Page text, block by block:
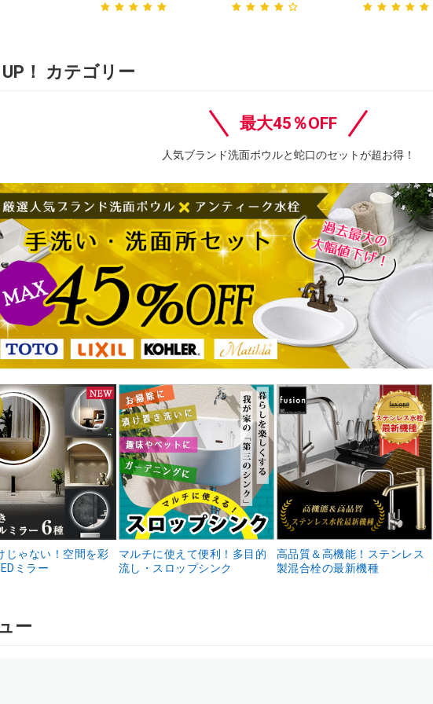
UP！ カテゴリー
最大45％OFF
人気ブランド洗面ボウルと蛇口のセットが超お得！
じゃない！空間を彩
ミラー
マルチに使えて便利！多目的
流し・スロップシンク
高品質＆高機能！ステンレス
製混合栓の最新機種
ー